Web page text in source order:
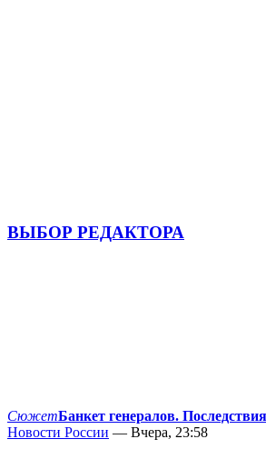
ВЫБОР РЕДАКТОРА
СюжетБанкет генералов.
Новости России — Вчера, 23:58